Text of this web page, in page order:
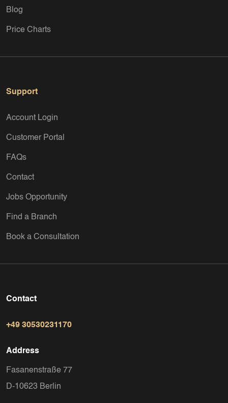
Blog
Price Charts
Support
Account Login
Customer Portal
FAQs
Contact
Jobs Opportunity
Find a Branch
Book a Consultation
Contact
+49 30530231170
Address
Fasanenstraße 77
D-10623 Berlin